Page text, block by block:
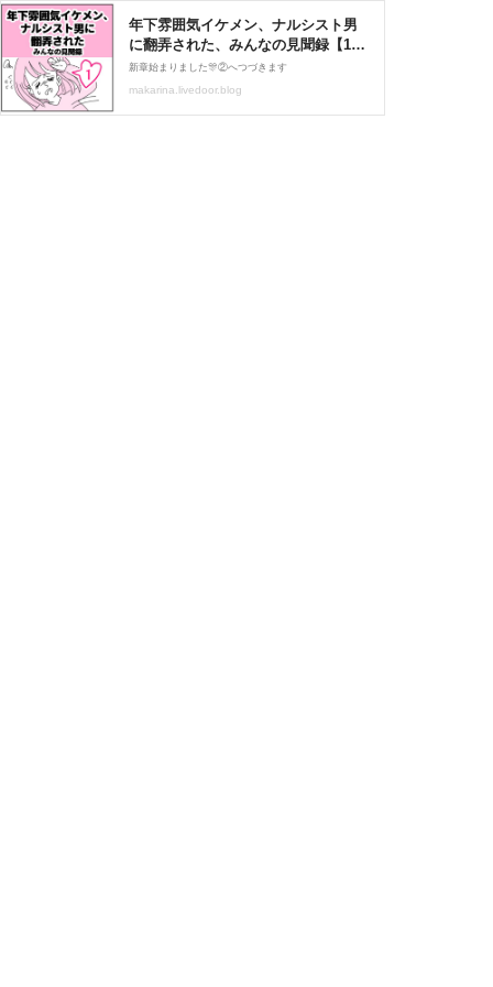
年下雰囲気イケメン、ナルシスト男
に翻弄された、みんなの見聞録【1】
: ☆まかりな☆のにこにこ漫画ブログ
Powered by ライブドアブログ
新章始まりました🎊②へつづきます
makarina.livedoor.blog